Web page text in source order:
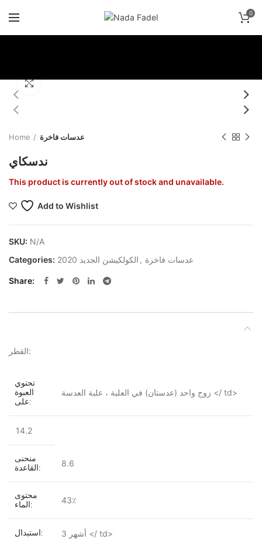
0
Home عدسات فاخرة
ندسكاي
This product is currently out of stock and unavailable.
Add to Wishlist
SKU: N/A
Categories:
الكولكيشن الجديد 2020 , عدسات فاخرة
Share
القطر:
تحتوي
العبوة
على:
زوج واحد (عدستان) في العلبة ، علبة العدسة </ td>
14.2
منحنى
القاعدة:
8.6
محتوى
الماء:
43٪
استبدال: 3 أشهر </ td>